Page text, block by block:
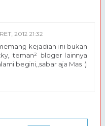
2012 21:32
kejadian ini bukan
teman² bloger lainnya
begini,,sabar aja Mas :)